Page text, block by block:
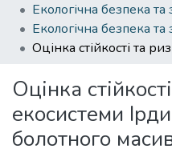
Оцінка
екосистеми
болотного